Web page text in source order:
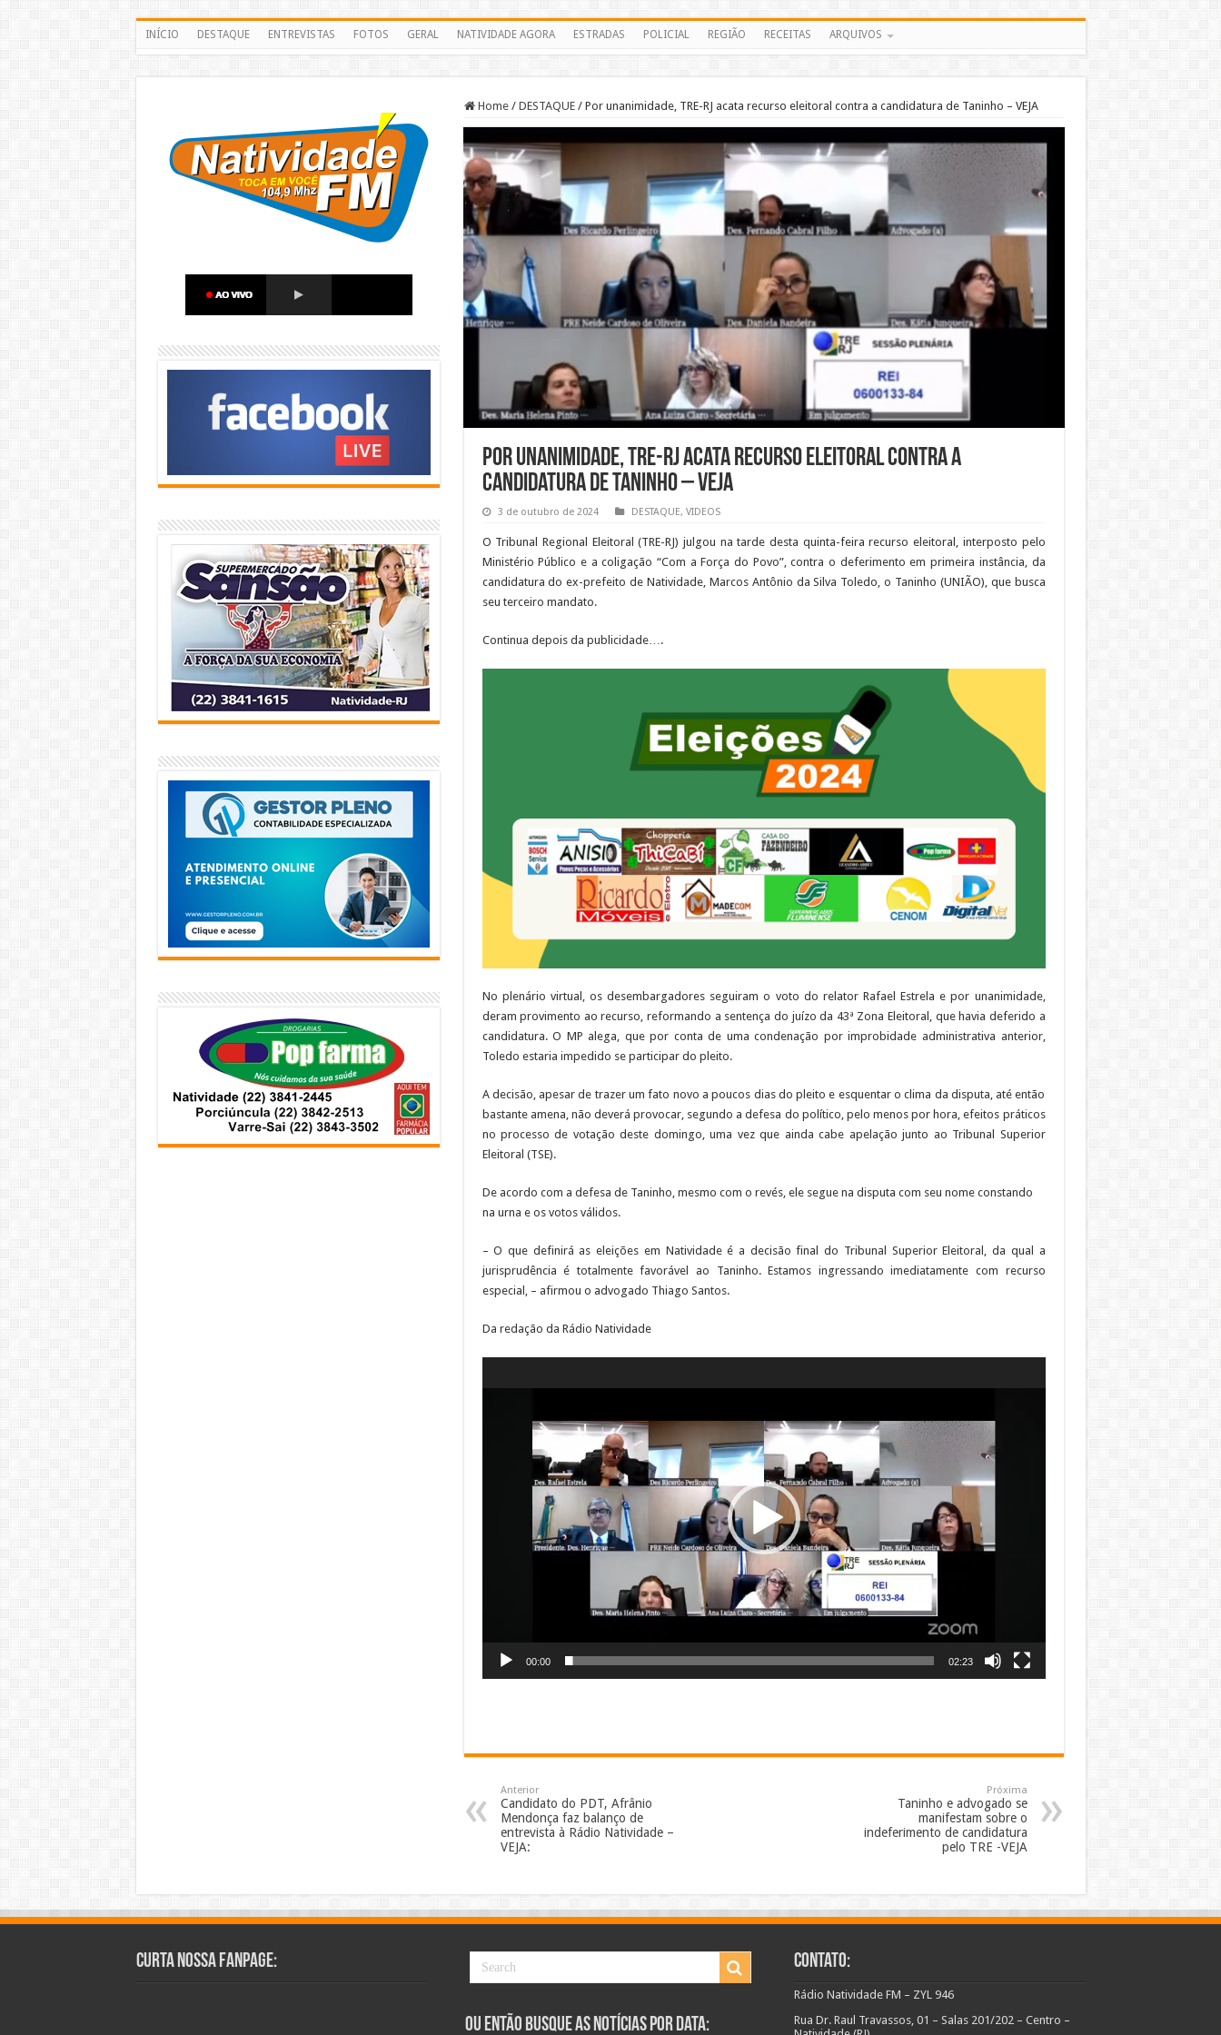
INÍCIO DESTAQUE ENTREVISTAS FOTOS GERAL NATIVIDADE AGORA ESTRADAS POLICIAL REGIÃO RECEITAS ARQUIVOS
Home / DESTAQUE / Por unanimidade, TRE-RJ acata recurso eleitoral contra a candidatura de Taninho – VEJA
Por unanimidade, TRE-RJ acata recurso eleitoral contra a
candidatura de Taninho – VEJA
3 de outubro de 2024 DESTAQUE, VIDEOS
O Tribunal Regional Eleitoral (TRE-RJ) julgou na tarde desta quinta-feira recurso eleitoral, interposto pelo
Ministério Público e a coligação “Com a Força do Povo”, contra o deferimento em primeira instância, da
candidatura do ex-prefeito de Natividade, Marcos Antônio da Silva Toledo, o Taninho (UNIÃO), que busca
seu terceiro mandato.
Continua depois da publicidade….
No plenário virtual, os desembargadores seguiram o voto do relator Rafael Estrela e por unanimidade,
deram provimento ao recurso, reformando a sentença do juízo da 43ª Zona Eleitoral, que havia deferido a
candidatura. O MP alega, que por conta de uma condenação por improbidade administrativa anterior,
Toledo estaria impedido se participar do pleito.
A decisão, apesar de trazer um fato novo a poucos dias do pleito e esquentar o clima da disputa, até então
bastante amena, não deverá provocar, segundo a defesa do político, pelo menos por hora, efeitos práticos
no processo de votação deste domingo, uma vez que ainda cabe apelação junto ao Tribunal Superior
Eleitoral (TSE).
De acordo com a defesa de Taninho, mesmo com o revés, ele segue na disputa com seu nome constando
na urna e os votos válidos.
– O que definirá as eleições em Natividade é a decisão final do Tribunal Superior Eleitoral, da qual a
jurisprudência é totalmente favorável ao Taninho. Estamos ingressando imediatamente com recurso
especial, – afirmou o advogado Thiago Santos.
Da redação da Rádio Natividade
de
00:00 02:23
Anterior
Candidato do PDT, Afrânio
Mendonça faz balanço de
entrevista à Rádio Natividade –
VEJA:
Próxima
Taninho e advogado se
manifestam sobre o
indeferimento de candidatura
pelo TRE -VEJA
Curta Nossa Fanpage:
Ou Então Busque as Notícias Por Data:
Contato:
Rádio Natividade FM – ZYL 946
Rua Dr. Raul Travassos, 01 – Salas 201/202 – Centro –